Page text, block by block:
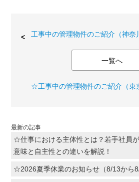
工事中の管理物件のご紹介（神奈
一覧へ
☆工事中の管理物件のご紹介（東
最新の記事
☆仕事における主体性とは？若手社員
意味と自主性との違いを解説！
☆2026夏季休業のお知らせ（8/13から8/